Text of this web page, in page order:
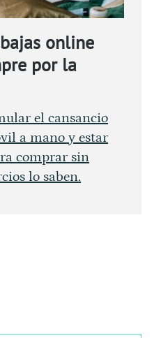
online
por la
el cansancio
a mano y estar
comprar sin
lo saben.